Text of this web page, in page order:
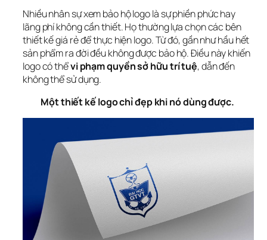
Nhiều nhân sự xem bảo hộ logo là sự phiền phức hay
lãng phí không cần thiết. Họ thường lựa chọn các bên
thiết kế giá rẻ để thực hiện logo. Từ đó, gần như hầu hết
sản phẩm ra đời đều không được bảo hộ. Điều này khiến
logo có thể vi phạm quyền sở hữu trí tuệ, dẫn đến
không thể sử dụng.
Một thiết kế logo chỉ đẹp khi nó dùng được.